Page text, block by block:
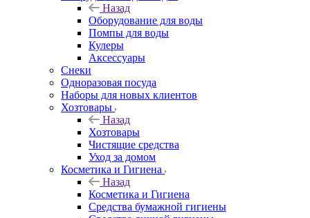
Назад
Оборудование для воды
Помпы для воды
Кулеры
Аксессуары
Снеки
Одноразовая посуда
Наборы для новых клиентов
Хозтовары
Назад
Хозтовары
Чистящие средства
Уход за домом
Косметика и Гигиена
Назад
Косметика и Гигиена
Средства бумажной гигиены